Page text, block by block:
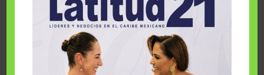
Cuando la solidaridad inspira; cumplen
sueños Fairmont Mayakoba y Make-A-Wish